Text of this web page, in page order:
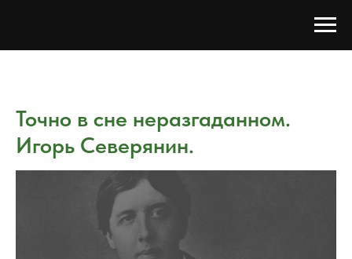
Точно в сне неразгаданном.
Игорь Северянин.